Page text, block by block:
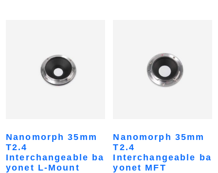
Nanomorph 35mm
T2.4
Interchangeable ba
yonet L-Mount
Nanomorph 35mm
T2.4
Interchangeable ba
yonet MFT